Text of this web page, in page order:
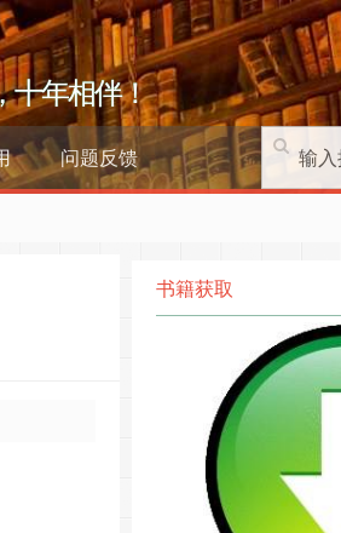
十年相伴！
问题反馈
书籍获取